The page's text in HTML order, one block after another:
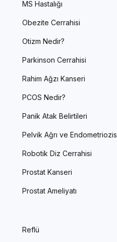
MS Hastalığı
Obezite Cerrahisi
Otizm Nedir?
Parkinson Cerrahisi
Rahim Ağzı Kanseri
PCOS Nedir?
Panik Atak Belirtileri
Pelvik Ağrı ve Endometriozis
Robotik Diz Cerrahisi
Prostat Kanseri
Prostat Ameliyatı
Reflü